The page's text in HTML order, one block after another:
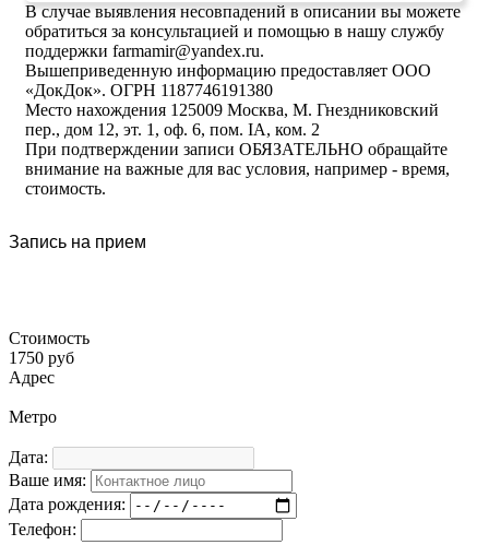
В случае выявления несовпадений в описании вы можете
обратиться за консультацией и помощью в нашу службу
поддержки farmamir@yandex.ru.
Вышеприведенную информацию предоставляет ООО
«ДокДок». ОГРН 1187746191380
Место нахождения 125009 Москва, М. Гнездниковский
пер., дом 12, эт. 1, оф. 6, пом. IA, ком. 2
При подтверждении записи ОБЯЗАТЕЛЬНО обращайте
внимание на важные для вас условия, например - время,
стоимость.
Запись на прием
Стоимость
1750 руб
Адрес
Метро
Дата:
Ваше имя:
Дата рождения:
Телефон: